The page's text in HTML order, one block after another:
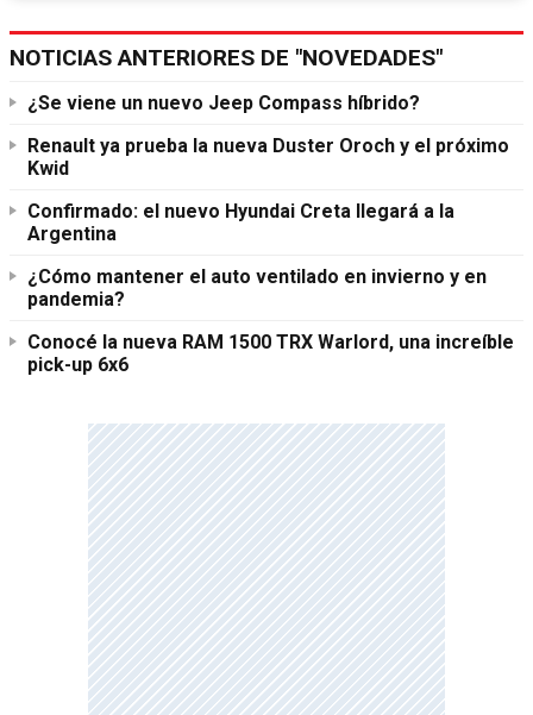
NOTICIAS ANTERIORES DE "NOVEDADES"
¿Se viene un nuevo Jeep Compass híbrido?
Renault ya prueba la nueva Duster Oroch y el próximo
Kwid
Confirmado: el nuevo Hyundai Creta llegará a la
Argentina
¿Cómo mantener el auto ventilado en invierno y en
pandemia?
Conocé la nueva RAM 1500 TRX Warlord, una increíble
pick-up 6x6